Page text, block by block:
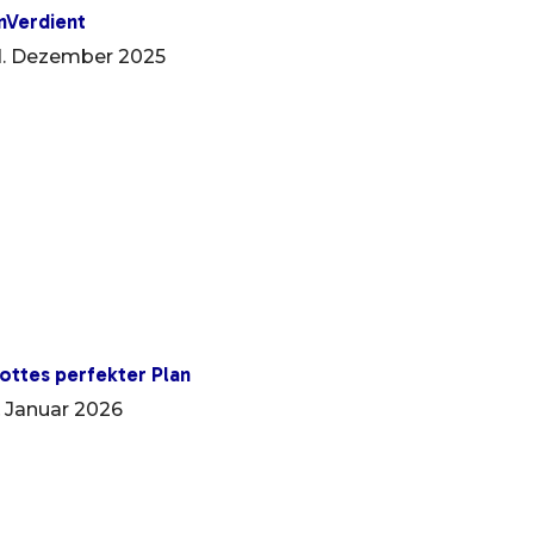
Dezember 2025
perfekter Plan
Januar 2026